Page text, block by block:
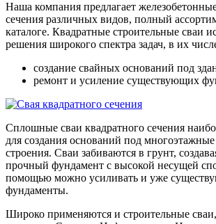
Наша компания предлагает
сечения различных видов, полный
каталоге. Квадратные строительные сваи
решения широкого спектра задач, в их
создание свайных оснований под
ремонт и усиление существующих
Сплошные сваи квадратного сечения
для создания оснований под
строения. Сваи забиваются в грунт,
прочный фундамент с высокой несущей
помощью можно усиливать и уже
фундаменты.
Широко применяются и строительные